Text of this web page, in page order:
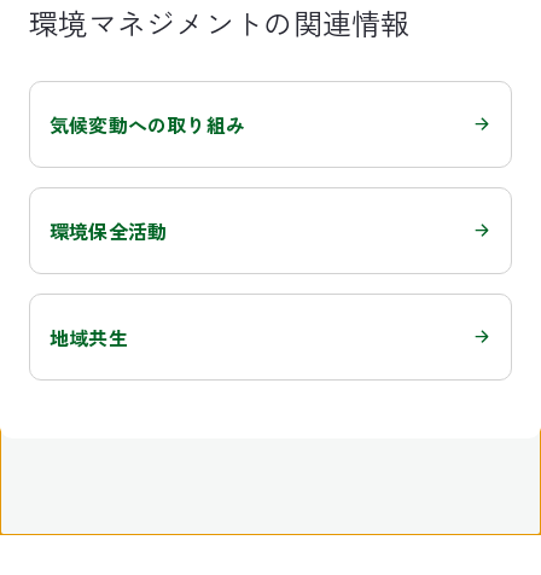
環境マネジメントの関連情報
気候変動への取り組み
環境保全活動
地域共生